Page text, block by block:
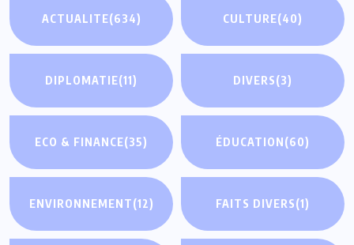
ACTUALITE(634) CULTURE(40)
DIPLOMATIE(11) DIVERS(3)
ECO & FINANCE(35) ÉDUCATION(60)
ENVIRONNEMENT(12) FAITS DIVERS(1)